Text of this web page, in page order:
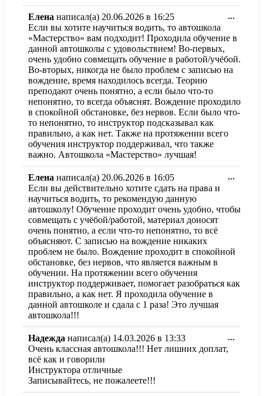
Елена написал(а) 20.06.2026 в 16:25
Если вы хотите научиться водить, то автошкола
«Мастерство» вам подходит! Проходила обучение в
данной автошколы с удовольствием! Во-первых,
очень удобно совмещать обучение в работой/учёбой.
Во-вторых, никогда не было проблем с записью на
вождение, время находилось всегда. Теорию
преподают очень понятно, а если было что-то
непонятно, то всегда объяснят. Вождение проходило
в спокойной обстановке, без нервов. Если было что-
то непонятно, то инструктор подсказывал как
правильно, а как нет. Также на протяжении всего
обучения инструктор поддерживал, что также
важно. Автошкола «Мастерство» лучшая!
...
в
Елена написал(а) 20.06.2026 в 16:05
Если вы действительно хотите сдать на права и
научиться водить, то рекомендую данную
автошколу! Обучение проходит очень удобно, чтобы
совмещать с учёбой/работой, материал доносят
очень понятно, а если что-то непонятно, то всё
объясняют. С записью на вождение никаких
проблем не было. Вождение проходит в спокойной
обстановке, без нервов, что является важным в
обучении. На протяжении всего обучения
инструктор поддерживает, помогает разобраться как
правильно, а как нет. Я проходила обучение в
данной автошколе и сдала с 1 раза! Это лучшая
автошкола!!!
...
другое
Надежда написал(а) 14.03.2026 в 13:33
Очень классная автошкола!!! Нет лишних доплат,
всё как и говорили
Инструктора отличные
Записывайтесь, не пожалеете!!!
...